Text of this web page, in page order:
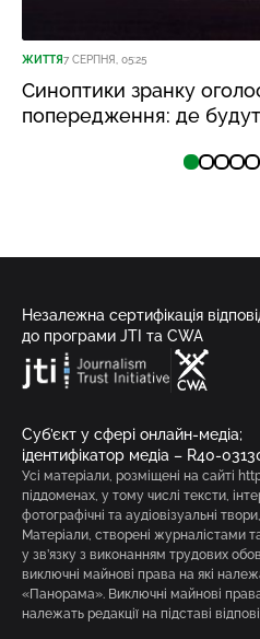
ЖИТТЯ7 СЕРПНЯ, 05:25
Синоптики зранку
попередження: де
Незалежна сертифікація
до програми JTI та CWA
Суб’єкт у сфері онлайн-медіа;
ідентифікатор медіа – R40-
Усі матеріали, розміщені на сайті
піддоменах, у тому числі тексти,
фотографічні та аудіовізуальні
Матеріали, створені журналістами
у зв’язку з виконанням трудових
виключні майнові права на які
«Панорама». Виключні майнові
належать редакції на підставі